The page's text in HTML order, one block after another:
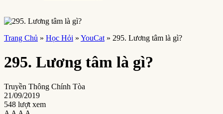
Trang Chủ » Học Hỏi » YouCat » 295. Lương tâm là gì?
295. Lương tâm là gì?
Truyền Thông Chính Tòa
21/09/2019
548 lượt xem